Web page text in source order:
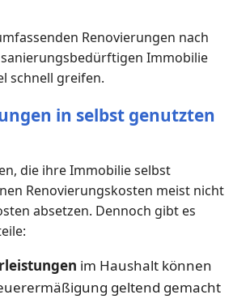
Renovierungen nach
Immobilie
schnell greifen.
in selbst genutzten
die ihre Immobilie selbst
Renovierungskosten meist nicht
absetzen. Dennoch gibt es
im Haushalt können
geltend gemacht